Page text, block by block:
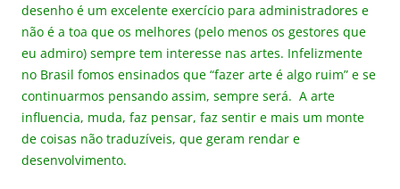
desenho é um excelente exercício para administradores e
não é a toa que os melhores (pelo menos os gestores que
eu admiro) sempre tem interesse nas artes. Infelizmente
no Brasil fomos ensinados que “fazer arte é algo ruim” e se
continuarmos pensando assim, sempre será. A arte
influencia, muda, faz pensar, faz sentir e mais um monte
de coisas não traduzíveis, que geram rendar e
desenvolvimento.